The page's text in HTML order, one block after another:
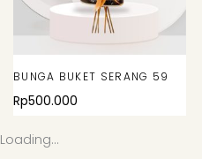
BUNGA BUKET SERANG 59
Rp500.000
Loading...